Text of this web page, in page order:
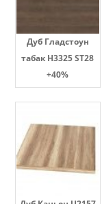
Дуб Гладстоун
табак H3325 ST28
+40%